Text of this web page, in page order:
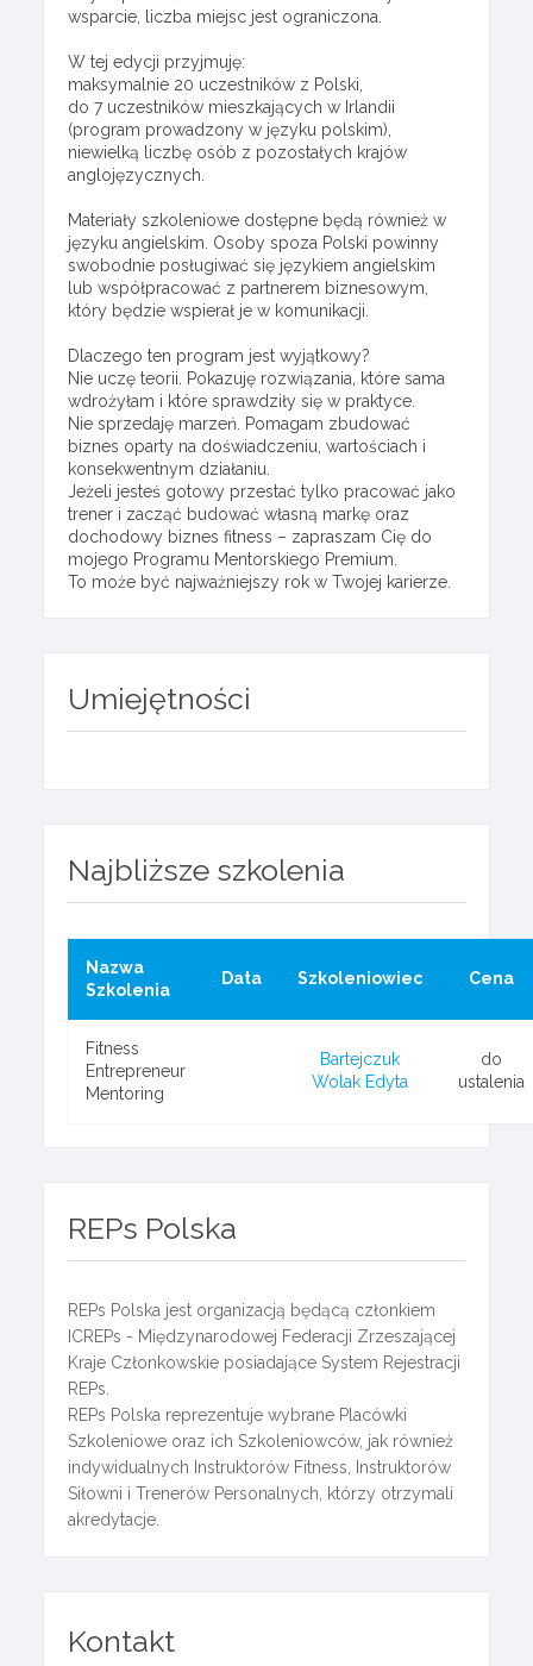
wsparcie, liczba miejsc jest ograniczona.
W tej edycji przyjmuję:
maksymalnie 20 uczestników z Polski,
do 7 uczestników mieszkających w Irlandii
(program prowadzony w języku polskim),
niewielką liczbę osób z pozostałych krajów
anglojęzycznych.
Materiały szkoleniowe dostępne będą również w
języku angielskim. Osoby spoza Polski powinny
swobodnie posługiwać się językiem angielskim
lub współpracować z partnerem biznesowym,
który będzie wspierał je w komunikacji.
Dlaczego ten program jest wyjątkowy?
Nie uczę teorii. Pokazuję rozwiązania, które sama
wdrożyłam i które sprawdziły się w praktyce.
Nie sprzedaję marzeń. Pomagam zbudować
biznes oparty na doświadczeniu, wartościach i
konsekwentnym działaniu.
Jeżeli jesteś gotowy przestać tylko pracować jako
trener i zacząć budować własną markę oraz
dochodowy biznes fitness – zapraszam Cię do
mojego Programu Mentorskiego Premium.
To może być najważniejszy rok w Twojej karierze.
Umiejętności
Najbliższe szkolenia
Nazwa
Szkolenia
Data Szkoleniowiec Cena
Fitness
Entrepreneur
Mentoring
Bartejczuk
Wolak Edyta
do
ustalenia
REPs Polska
REPs Polska jest organizacją będącą członkiem
ICREPs - Międzynarodowej Federacji Zrzeszającej
Kraje Członkowskie posiadające System Rejestracji
REPs.
REPs Polska reprezentuje wybrane Placówki
Szkoleniowe oraz ich Szkoleniowców, jak również
indywidualnych Instruktorów Fitness, Instruktorów
Siłowni i Trenerów Personalnych, którzy otrzymali
akredytacje.
Kontakt